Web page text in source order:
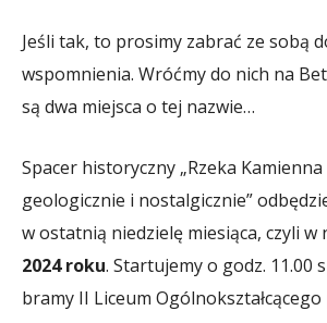
Jeśli tak, to prosimy zabrać ze sobą
wspomnienia. Wróćmy do nich na
są dwa miejsca o tej nazwie…
Spacer historyczny „Rzeka
geologicznie i nostalgicznie”
w ostatnią niedzielę miesiąca, czyli w
2024 roku. Startujemy o godz. 11.00
bramy II Liceum Ogólnokształcącego